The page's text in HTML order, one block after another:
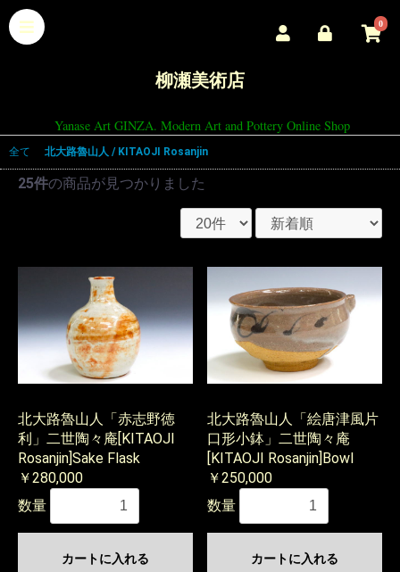
0
柳瀬美術店
Yanase Art GINZA. Modern Art and Pottery Online Shop
全て 北大路魯山人 / KITAOJI Rosanjin
25件の商品が見つかりました
北大路魯山人「赤志野徳
利」二世陶々庵[KITAOJI
Rosanjin]Sake Flask
￥280,000
数量
カートに入れる
北大路魯山人「絵唐津風片
口形小鉢」二世陶々庵
[KITAOJI Rosanjin]Bowl
￥250,000
数量
カートに入れる